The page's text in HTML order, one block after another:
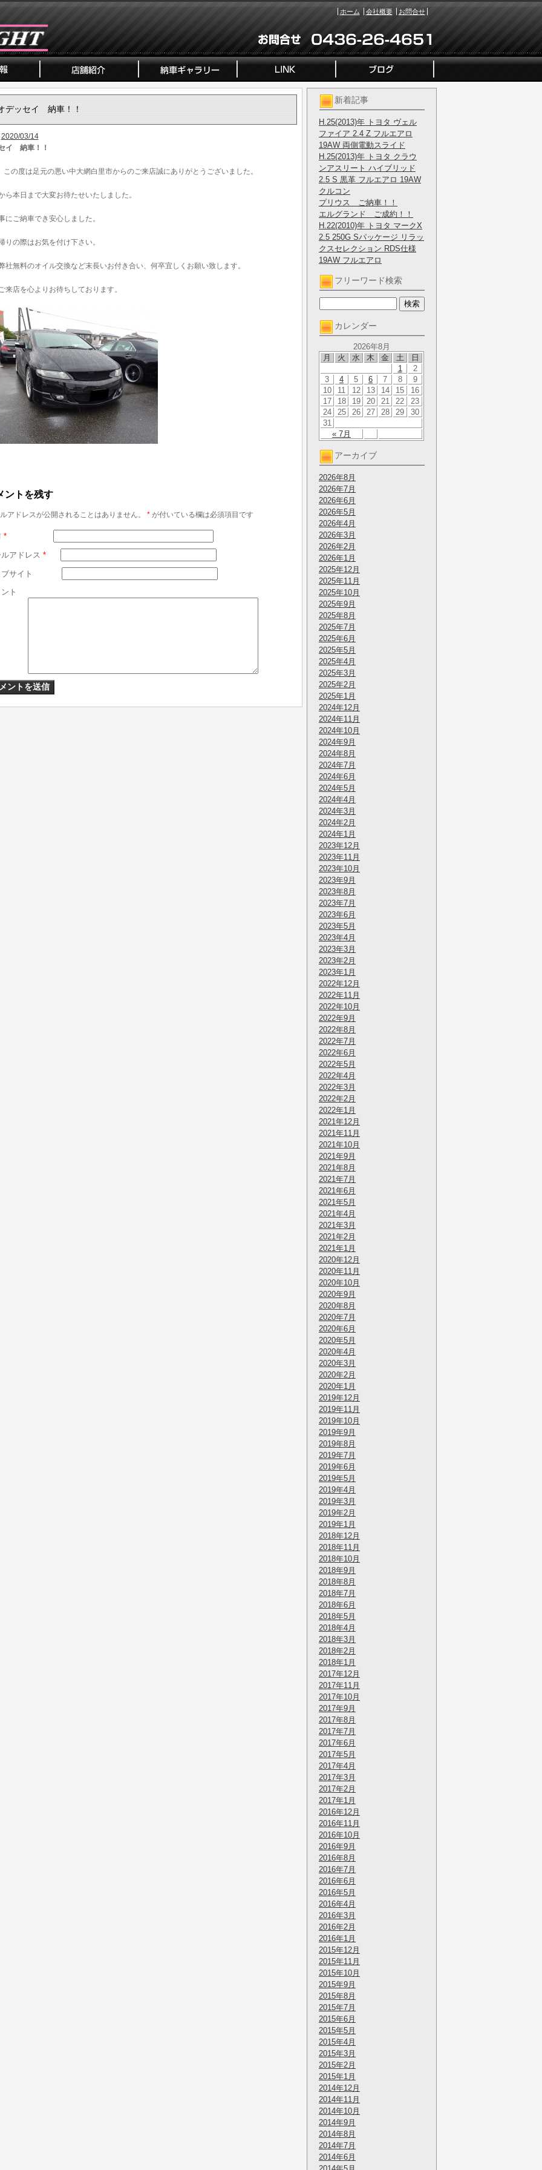
ホーム 会社概要 お問合せ
新着記事
H.25(2013)年 トヨタ ヴェル
ファイア 2.4 Z フルエアロ
19AW 両側電動スライド
H.25(2013)年 トヨタ クラウ
ンアスリート ハイブリッド
2.5 S 黒革 フルエアロ 19AW
クルコン
プリウス ご納車！！
エルグランド ご成約！！
H.22(2010)年 トヨタ マークX
2.5 250G Sパッケージ リラッ
クスセレクション RDS仕様
19AW フルエアロ
フリーワード検索
カレンダー
2026年8月
月
火 水 木 金 土 日
« 7月
1
2
3
4 5 6 7 8
9
10
11 12 13 14 15
16
17
18 19 20 21 22
23
24
25 26 27 28 29
30
31
アーカイブ
2026年8月
2026年7月
2026年6月
2026年5月
2026年4月
2026年3月
2026年2月
2026年1月
2025年12月
2025年11月
2025年10月
2025年9月
2025年8月
2025年7月
2025年6月
2025年5月
2025年4月
2025年3月
2025年2月
2025年1月
2024年12月
2024年11月
2024年10月
2024年9月
2024年8月
2024年7月
2024年6月
2024年5月
2024年4月
2024年3月
2024年2月
2024年1月
2023年12月
2023年11月
2023年10月
2023年9月
2023年8月
2023年7月
2023年6月
2023年5月
2023年4月
2023年3月
2023年2月
2023年1月
2022年12月
2022年11月
2022年10月
2022年9月
2022年8月
2022年7月
2022年6月
2022年5月
2022年4月
2022年3月
2022年2月
2022年1月
2021年12月
2021年11月
2021年10月
2021年9月
2021年8月
2021年7月
2021年6月
2021年5月
2021年4月
2021年3月
2021年2月
2021年1月
2020年12月
2020年11月
2020年10月
2020年9月
2020年8月
2020年7月
2020年6月
2020年5月
2020年4月
2020年3月
2020年2月
2020年1月
2019年12月
2019年11月
2019年10月
2019年9月
2019年8月
2019年7月
2019年6月
2019年5月
2019年4月
2019年3月
2019年2月
2019年1月
2018年12月
2018年11月
2018年10月
2018年9月
2018年8月
2018年7月
2018年6月
2018年5月
2018年4月
2018年3月
2018年2月
2018年1月
2017年12月
2017年11月
2017年10月
2017年9月
2017年8月
2017年7月
2017年6月
2017年5月
2017年4月
2017年3月
2017年2月
2017年1月
2016年12月
2016年11月
2016年10月
2016年9月
2016年8月
2016年7月
2016年6月
2016年5月
2016年4月
2016年3月
2016年2月
2016年1月
2015年12月
2015年11月
2015年10月
2015年9月
2015年8月
2015年7月
2015年6月
2015年5月
2015年4月
2015年3月
2015年2月
2015年1月
2014年12月
2014年11月
2014年10月
2014年9月
2014年8月
2014年7月
2014年6月
デッセイ 納車！！
2020/03/14
イ 納車！！
この度は足元の悪い中大網白里市からのご来店誠にありがとうございました。
ら本日まで大変お待たせいたしました。
にご納車でき安心しました。
りの際はお気を付け下さい。
社無料のオイル交換など末長いお付き合い、何卒宜しくお願い致します。
来店を心よりお待ちしております。
ントを残す
アドレスが公開されることはありません。 *が付いている欄は必須項目です
*
ルアドレス *
サイト
ト